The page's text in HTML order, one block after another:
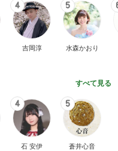
4
吉岡淳
5
水森かおり
すべて見る
4
石 安伊
5
蒼井心音